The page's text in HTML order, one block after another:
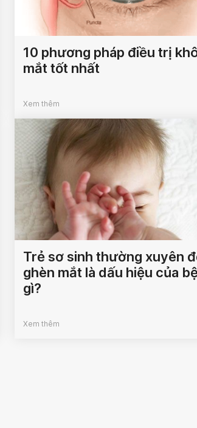
10 phương pháp điều trị
mắt tốt nhất
Xem thêm
Trẻ sơ sinh thường xuyên
ghèn mắt là dấu hiệu của
gì?
Xem thêm